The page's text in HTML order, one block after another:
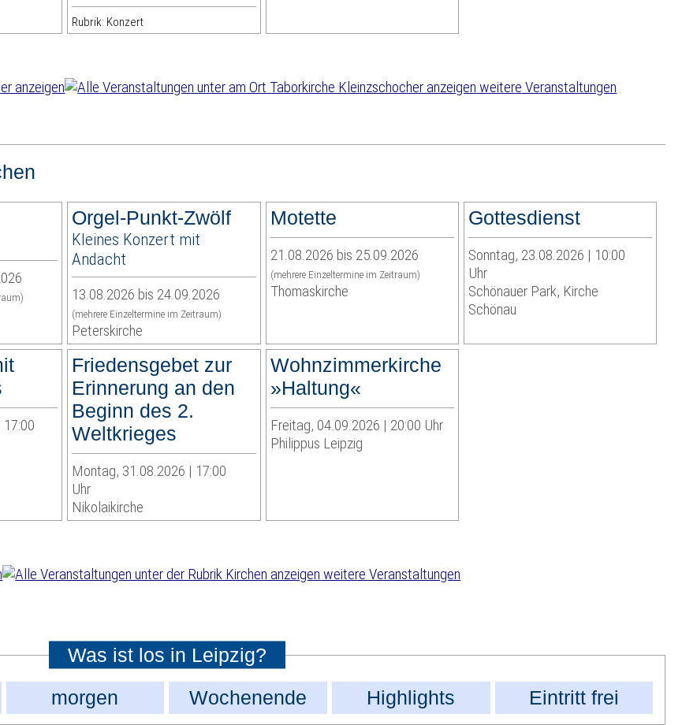
Rubrik: Konzert
weitere Veranstaltungen
Orgel-Punkt-Zwölf
Kleines Konzert mit
Andacht
13.08.2026 bis 24.09.2026
(mehrere Einzeltermine im Zeitraum)
Peterskirche
Motette
21.08.2026 bis 25.09.2026
(mehrere Einzeltermine im Zeitraum)
Thomaskirche
Gottesdienst
Sonntag, 23.08.2026 | 10:00
Uhr
Schönauer Park, Kirche
Schönau
Friedensgebet zur
Erinnerung an den
Beginn des 2.
Weltkrieges
Montag, 31.08.2026 | 17:00
Uhr
Nikolaikirche
Wohnzimmerkirche
»Haltung«
Freitag, 04.09.2026 | 20:00 Uhr
Philippus Leipzig
weitere Veranstaltungen
Was ist los in Leipzig?
morgen Wochenende Highlights Eintritt frei